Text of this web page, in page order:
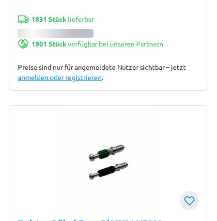
1831 Stücklieferbar
1901 Stückverfügbar bei unseren Partnern
Preise sind nur für angemeldete Nutzer sichtbar – jetzt
anmelden oder registrieren.